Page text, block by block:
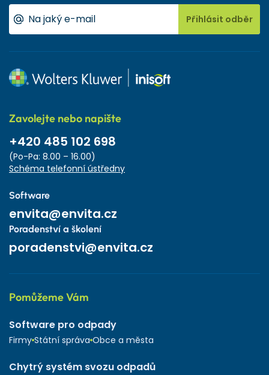
Přihlásit odběr
Zavolejte nebo napište
+420 485 102 698
(Po-Pa: 8.00 – 16.00)
Schéma telefonní ústředny
Software
envita@envita.cz
Poradenství a školení
poradenstvi@envita.cz
Pomůžeme Vám
Software pro odpady
Firmy Státní správa Obce a města
Chytrý systém svozu odpadů